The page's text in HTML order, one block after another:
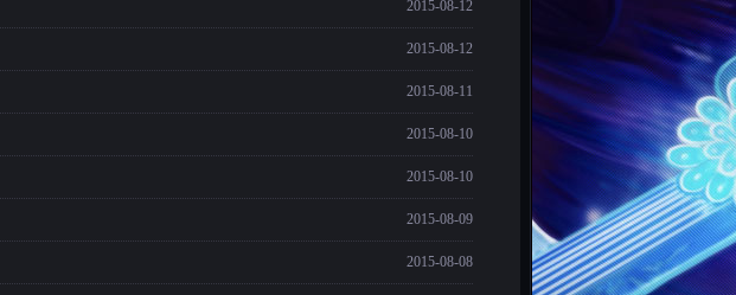
2015-08-12
2015-08-12
2015-08-11
2015-08-10
2015-08-10
2015-08-09
2015-08-08